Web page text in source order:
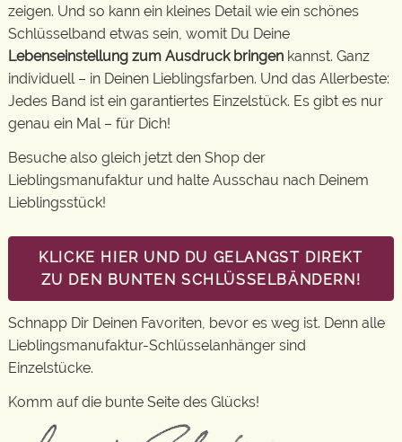
zeigen. Und so kann ein kleines Detail wie ein schönes
Schlüsselband etwas sein, womit Du Deine
Lebenseinstellung zum Ausdruck bringen kannst. Ganz
individuell – in Deinen Lieblingsfarben. Und das Allerbeste:
Jedes Band ist ein garantiertes Einzelstück. Es gibt es nur
genau ein Mal – für Dich!
Besuche also gleich jetzt den Shop der
Lieblingsmanufaktur und halte Ausschau nach Deinem
Lieblingsstück!
KLICKE HIER UND DU GELANGST DIREKT
ZU DEN BUNTEN SCHLÜSSELBÄNDERN!
Schnapp Dir Deinen Favoriten, bevor es weg ist. Denn alle
Lieblingsmanufaktur-Schlüsselanhänger sind
Einzelstücke.
Komm auf die bunte Seite des Glücks!